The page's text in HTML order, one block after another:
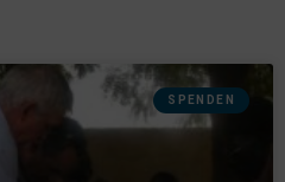
SPENDEN